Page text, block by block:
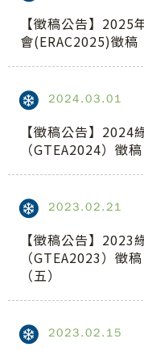
【徵稿公告】2025
會(ERAC2025)徵稿
2024.03.01
【徵稿公告】2024
（GTEA2024）徵稿
2023.02.21
【徵稿公告】2023
（GTEA2023）徵
（五）
2023.02.15